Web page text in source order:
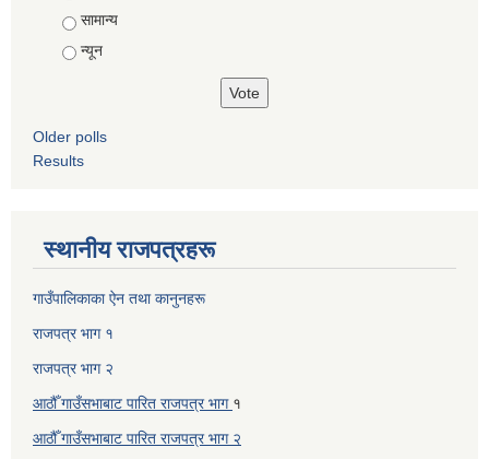
सामान्य
न्यून
Older polls
Results
स्थानीय राजपत्रहरू
गाउँपालिकाका ऐन तथा कानुनहरू
राजपत्र भाग १
राजपत्र भाग २
आठौँ गाउँसभाबाट पारित राजपत्र भाग १
आठौँ गाउँसभाबाट पारित राजपत्र भाग २